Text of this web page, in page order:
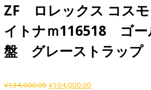
は
で
し
た。
格
¥104,000.00
で
す。
ZF ロレックス コス
イトナｍ116518 ゴー
盤 グレーストラップ
¥134,000.00 元
¥104,000.00